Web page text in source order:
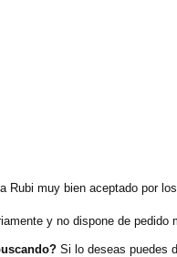
Rubi muy bien aceptado por
y no dispone de pedido
Si lo deseas puedes